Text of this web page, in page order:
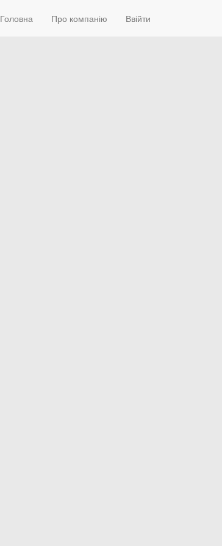
Головна Про компанію Ввійти